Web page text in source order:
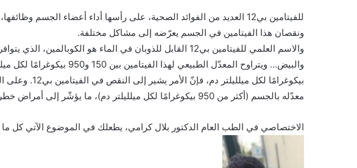
للفيتامين بي12 العديد من الفوائد الصحية، على رأسها أداء أعضاء الجسم
ونقصان هذا الفيتامين في الجسم يعرّضه إلى مشاكل مختلفة.
والاسم العلمي للفيتامين بي12 القابل للذوبان في الماء هو
بيكوغرامًا لكل
معدّله بالجسم (أكثر من 950 بيكوغرامًا لكل ميلليلتر دم)، ما يؤشّر إلى أمراض خطرة في الجسم أيضاً.
الاختصاصي في الطب العام الدكتور بلال كرامي، يطعلك في الموضوع الآتي كل ما